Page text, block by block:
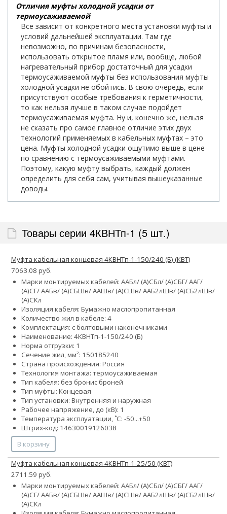
Отличия муфты холодной усадки от
термоусаживаемой
Все зависит от конкретного места установки муфты и
условий дальнейшей эксплуатации. Там где
невозможно, по причинам безопасности,
использовать открытое пламя или, вообще, любой
нагревательный прибор достаточный для усадки
термоусаживаемой муфты без использования муфты
холодной усадки не обойтись. В свою очередь, если
присутствуют особые требования к герметичности,
то как нельзя лучше в таком случае подойдет
термоусаживаемая муфта. Ну и, конечно же, нельзя
не сказать про самое главное отличие этих двух
технологий применяемых в кабельных муфтах – это
цена. Муфты холодной усадки ощутимо выше в цене
по сравнению с термоусаживаемыми муфтами.
Поэтому, какую муфту выбрать, каждый должен
определить для себя сам, учитывая вышеуказанные
доводы.
Товары серии 4КВНТп-1 (5 шт.)
Муфта кабельная концевая 4КВНТп-1-150/240 (Б) (КВТ)
7063.08 руб.
Марки монтируемых кабелей: ААБл/ (А)СБл/ (А)СБГ/ ААГ/
(А)СГ/ ААБв/ (А)СБШв/ ААШв/ (А)СШв/ ААБ2лШв/ (А)СБ2лШв/
(А)СКл
Изоляция кабеля: Бумажно маслопропитанная
Количество жил в кабеле: 4
Комплектация: с болтовыми наконечниками
Наименование: 4КВНТп-1-150/240 (Б)
Норма отгрузки: 1
Сечение жил, мм²: 150185240
Страна происхождения: Россия
Технология монтажа: термоусаживаемая
Тип кабеля: без бронис броней
Тип муфты: Концевая
Тип установки: Внутренняя и наружная
Рабочее напряжение, до (кВ): 1
Температура эксплуатации, ˚С: -50...+50
Штрих-код: 14630019126038
В корзину
Муфта кабельная концевая 4КВНТп-1-25/50 (КВТ)
2711.59 руб.
Марки монтируемых кабелей: ААБл/ (А)СБл/ (А)СБГ/ ААГ/
(А)СГ/ ААБв/ (А)СБШв/ ААШв/ (А)СШв/ ААБ2лШв/ (А)СБ2лШв/
(А)СКл